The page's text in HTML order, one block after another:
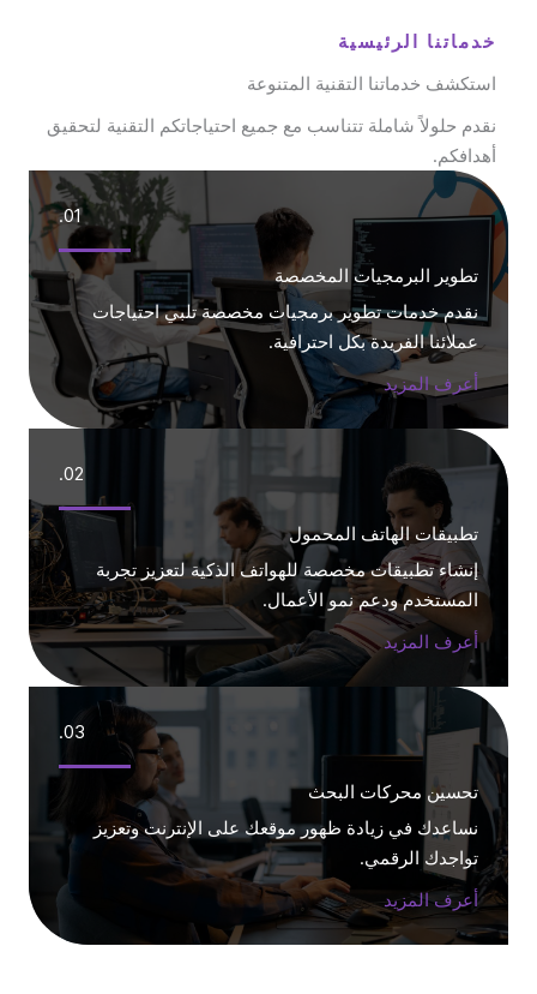
خدماتنا الرئيسية
استكشف خدماتنا التقنية المتنوعة
نقدم حلولاً شاملة تتناسب مع جميع احتياجاتكم التقنية لتحقيق
أهدافكم.
01.
تطوير البرمجيات المخصصة
نقدم خدمات تطوير برمجيات مخصصة تلبي احتياجات
عملائنا الفريدة بكل احترافية.
أعرف المزيد
02.
تطبيقات الهاتف المحمول
إنشاء تطبيقات مخصصة للهواتف الذكية لتعزيز تجربة
المستخدم ودعم نمو الأعمال.
أعرف المزيد
03.
تحسين محركات البحث
نساعدك في زيادة ظهور موقعك على الإنترنت وتعزيز
تواجدك الرقمي.
أعرف المزيد